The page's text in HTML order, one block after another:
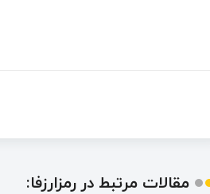
مقالات مرتبط در رمزارزفا: